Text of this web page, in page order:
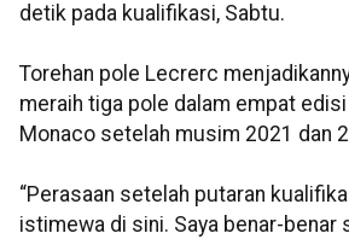
detik pada kualifikasi, Sabtu.
Torehan pole Lecrerc
meraih tiga pole dalam empat
Monaco setelah musim 2021 dan
“Perasaan setelah putaran
istimewa di sini. Saya benar-benar